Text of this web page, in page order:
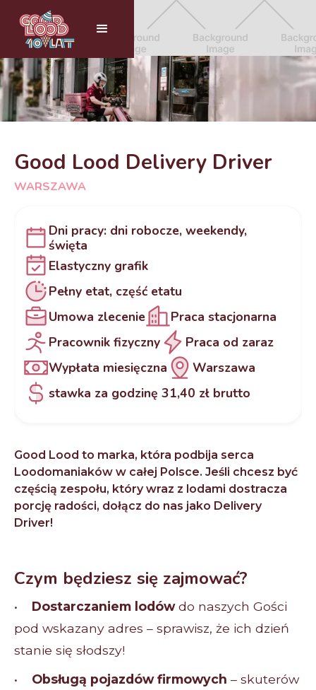
Good Lood Delivery Driver
WARSZAWA
Dni pracy: dni robocze, weekendy,
święta
Elastyczny grafik
Pełny etat, część etatu
Umowa zlecenie
Praca stacjonarna
Pracownik fizyczny
Praca od zaraz
Wypłata miesięczna
Warszawa
stawka za godzinę 31,40 zł brutto
Good Lood to marka, która podbija serca
Loodomaniaków w całej Polsce. Jeśli chcesz być
częścią zespołu, który wraz z lodami dostracza
porcję radości, dołącz do nas jako Delivery
Driver!
Czym będziesz się zajmować?
• Dostarczaniem lodówdo naszych Gości
pod wskazany adres – sprawisz, że ich dzień
stanie się słodszy!
• Obsługą pojazdów firmowych – skuterów